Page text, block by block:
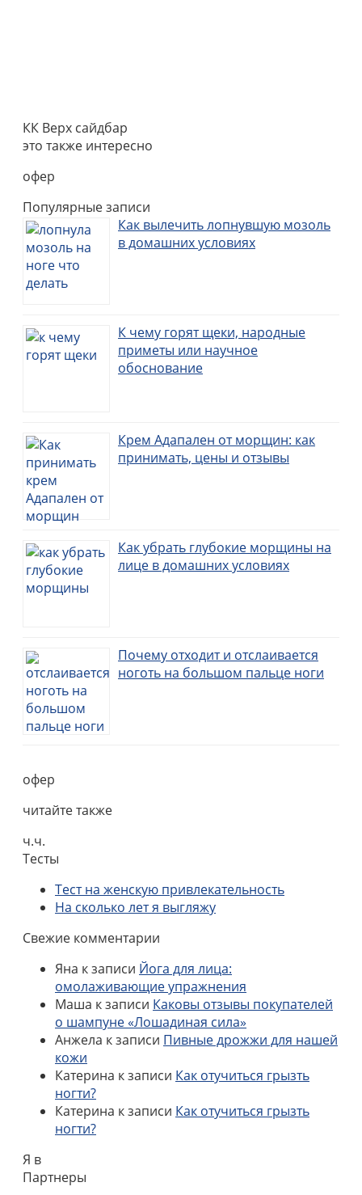
КК Верх сайдбар
это также интересно
офер
Популярные записи
Как вылечить лопнувшую мозоль
в домашних условиях
К чему горят щеки, народные
приметы или научное
обоснование
Крем Адапален от морщин: как
принимать, цены и отзывы
Как убрать глубокие морщины на
лице в домашних условиях
Почему отходит и отслаивается
ноготь на большом пальце ноги
офер
читайте также
ч.ч.
Тесты
Тест на женскую привлекательность
На сколько лет я выгляжу
Свежие комментарии
Яна к записи Йога для лица:
омолаживающие упражнения
Маша к записи Каковы отзывы покупателей
о шампуне «Лошадиная сила»
Анжела к записи Пивные дрожжи для нашей
кожи
Катерина к записи Как отучиться грызть
ногти?
Катерина к записи Как отучиться грызть
ногти?
Я в
Партнеры